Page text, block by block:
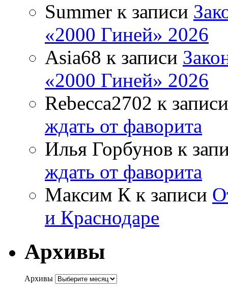
Summer к записи
«2000 Гиней» 2026
Asia68 к записи
«2000 Гиней» 2026
Rebecca2702 к
ждать от фаворита
Илья Горбунов к
ждать от фаворита
Максим К к записи
и Краснодаре
Архивы
Архивы